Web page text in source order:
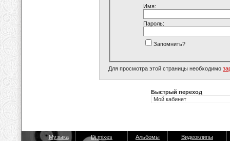
Имя:
Пароль:
Запомнить?
Для просмотра этой страницы необходимо
Быстрый переход
Музыка Dj mixes Альбомы Видеоклипы